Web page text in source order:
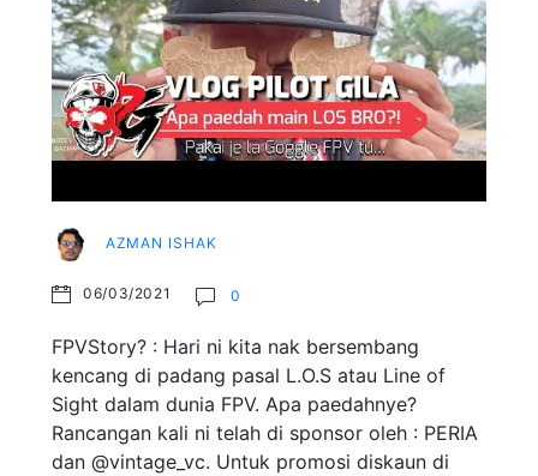
AZMAN ISHAK
06/03/2021 0
FPVStory? : Hari ni kita nak bersembang
kencang di padang pasal L.O.S atau Line of
Sight dalam dunia FPV. Apa paedahnye?
Rancangan kali ni telah di sponsor oleh : PERIA
dan @vintage_vc. Untuk promosi diskaun di